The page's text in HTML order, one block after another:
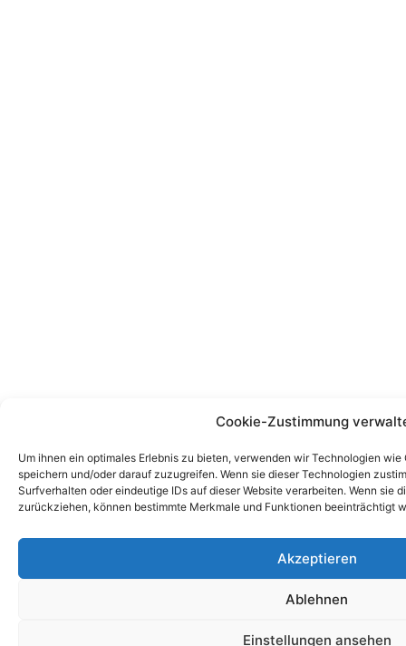
Cookie-Zustimmung
Um ihnen ein optimales Erlebnis zu bieten, verwenden wir Technologien
speichern und/oder darauf zuzugreifen. Wenn sie dieser Technologien
Surfverhalten oder eindeutige IDs auf dieser Website verarbeiten. Wenn sie
zurückziehen, können bestimmte Merkmale und Funktionen beeinträchtigt
Akzeptieren
Ablehnen
Einstellungen ansehen